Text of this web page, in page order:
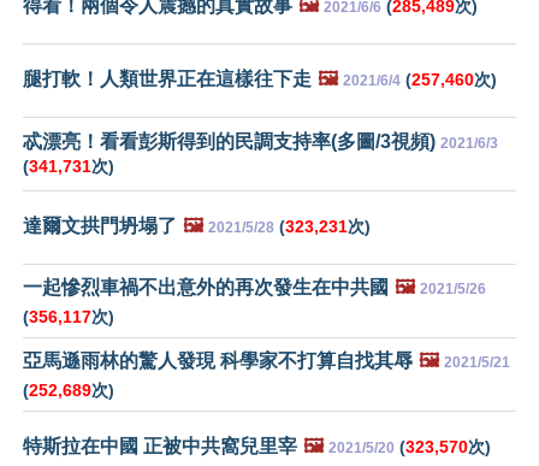
得看！兩個令人震撼的真實故事 🖼️ 2021/6/6 (285,489次)
腿打軟！人類世界正在這樣往下走 🖼️ 2021/6/4 (257,460次)
忒漂亮！看看彭斯得到的民調支持率(多圖/3視頻) 2021/6/3
(341,731次)
達爾文拱門坍塌了 🖼️ 2021/5/28 (323,231次)
一起慘烈車禍不出意外的再次發生在中共國 🖼️ 2021/5/26
(356,117次)
亞馬遜雨林的驚人發現 科學家不打算自找其辱 🖼️ 2021/5/21
(252,689次)
特斯拉在中國 正被中共窩兒里宰 🖼️ 2021/5/20 (323,570次)